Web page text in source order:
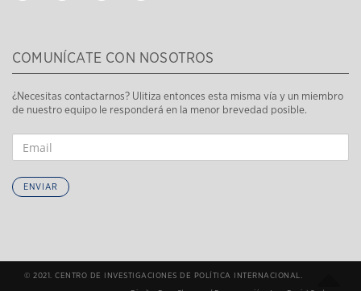
COMUNÍCATE CON NOSOTROS
¿Necesitas contactarnos? Ulitiza entonces esta misma vía y un miembro
de nuestro equipo le responderá en la menor brevedad posible.
ENVIAR
© 2021. CENTRO DE INVESTIGACIONES DE POLÍTICA INTERNACIONAL.